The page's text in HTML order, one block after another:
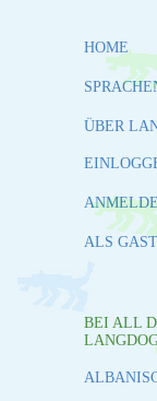
HOME
ÜBER
ALS
BEI ALL